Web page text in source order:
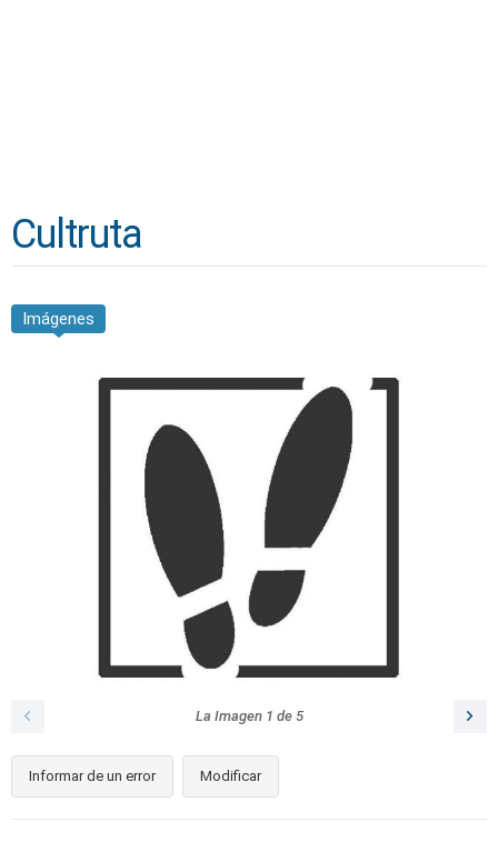
Cultruta
Imágenes
La Imagen 1 de 5
Informar de un error Modificar